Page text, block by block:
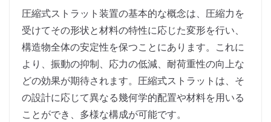
圧縮式ストラット装置の基本的な概念は、圧縮力を
受けてその形状と材料の特性に応じた変形を行い、
構造物全体の安定性を保つことにあります。これに
より、振動の抑制、応力の低減、耐荷重性の向上な
どの効果が期待されます。圧縮式ストラットは、そ
の設計に応じて異なる幾何学的配置や材料を用いる
ことができ、多様な構成が可能です。